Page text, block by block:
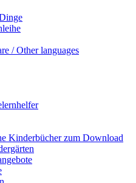
/ Other languages
Kinderbücher zum Download